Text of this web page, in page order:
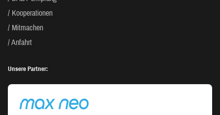
Kooperationen
Mitmachen
Anfahrt
Unsere Partner: